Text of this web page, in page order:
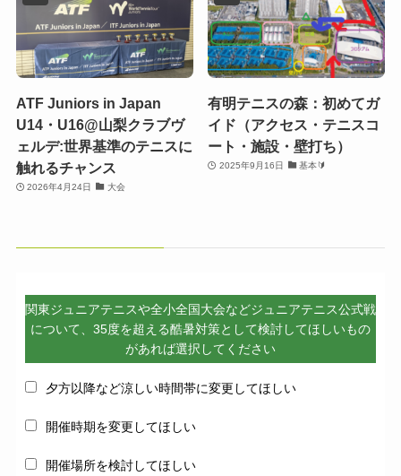
ATF Juniors in Japan
U14・U16@山梨クラブヴ
ェルデ:世界基準のテニスに
触れるチャンス
2026年4月24日 大会
有明テニスの森：初めてガ
イド（アクセス・テニスコ
ート・施設・壁打ち）
2025年9月16日 基本🔰
関東ジュニアテニスや全小全国大会などジュニアテニス公式戦
について、35度を超える酷暑対策として検討してほしいもの
があれば選択してください
夕方以降など涼しい時間帯に変更してほしい
開催時期を変更してほしい
開催場所を検討してほしい